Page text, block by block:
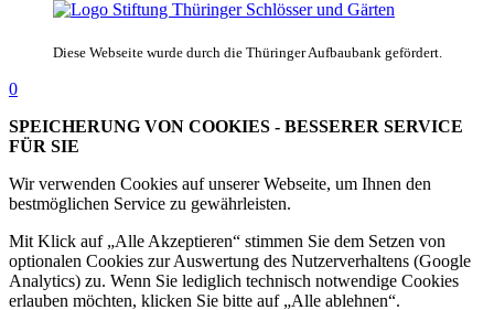
Diese Webseite wurde durch die Thüringer Aufbaubank gefördert.
0
SPEICHERUNG VON COOKIES - BESSERER SERVICE
FÜR SIE
Wir verwenden Cookies auf unserer Webseite, um Ihnen den
bestmöglichen Service zu gewährleisten.
Mit Klick auf „Alle Akzeptieren“ stimmen Sie dem Setzen von
optionalen Cookies zur Auswertung des Nutzerverhaltens (Google
Analytics) zu. Wenn Sie lediglich technisch notwendige Cookies
erlauben möchten, klicken Sie bitte auf „Alle ablehnen“.